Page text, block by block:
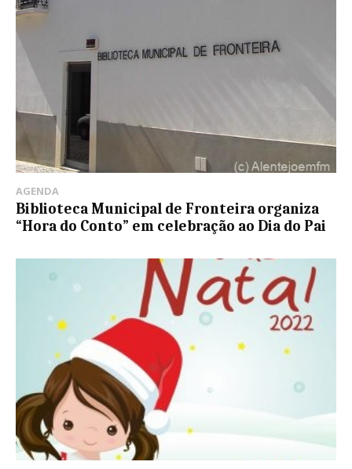
AGENDA
Biblioteca Municipal de Fronteira organiza
“Hora do Conto” em celebração ao Dia do Pai